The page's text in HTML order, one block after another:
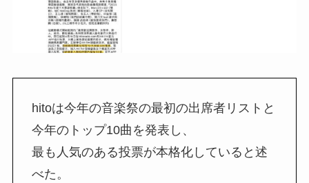
hitoは今年の音楽祭の最初の出席者リストと
今年のトップ10曲を発表し、
最も人気のある投票が本格化していると述
べた。